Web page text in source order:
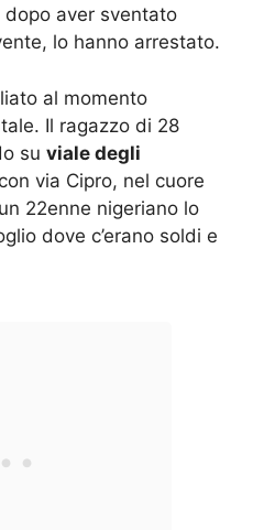
aver sventato
lo hanno arrestato.
al momento
Il ragazzo di 28
su viale degli
via Cipro, nel cuore
22enne nigeriano lo
dove c’erano soldi e